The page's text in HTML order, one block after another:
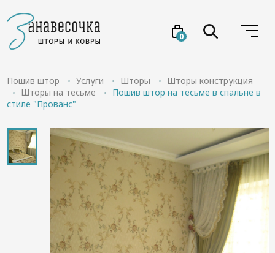
0
Услуги
Акции
Проекты
О нас
Отзывы
Пошив штор Услуги Шторы
Шторы конструкция
Шторы на тесьме
Пошив штор на тесьме в спальне в
стиле "Прованс"